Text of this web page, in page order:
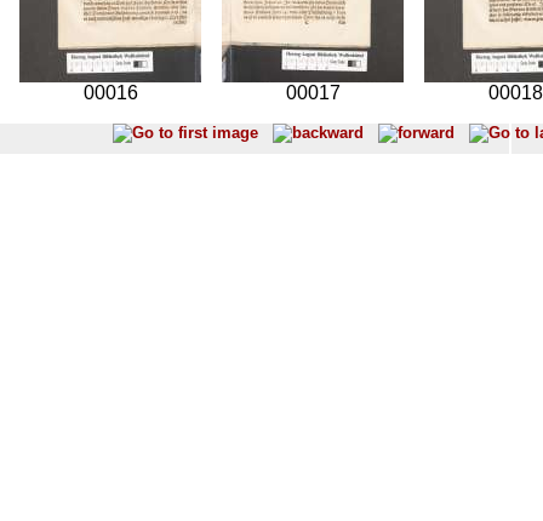
00016 00017 00018